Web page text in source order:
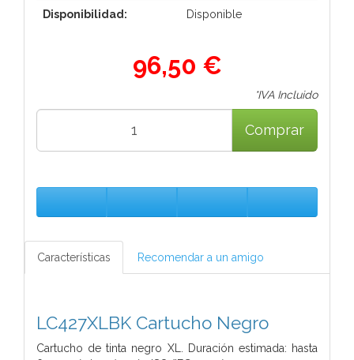
Disponibilidad: Disponible
96,50 €
*IVA Incluido
Comprar
Características Recomendar a un amigo
LC427XLBK Cartucho Negro
Cartucho de tinta negro XL. Duración estimada: hasta